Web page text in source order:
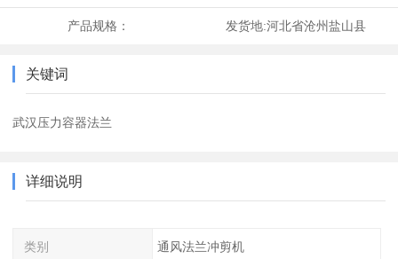
产品规格： 发货地:河北省沧州盐山县
关键词
武汉压力容器法兰
详细说明
类别 通风法兰冲剪机